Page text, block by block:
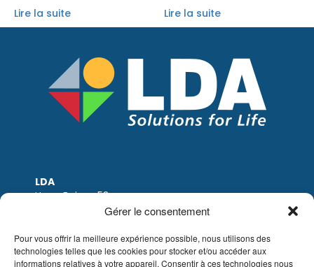
Gérer le consentement
Pour vous offrir la meilleure expérience possible, nous utilisons des
technologies telles que les cookies pour stocker et/ou accéder aux
informations relatives à votre appareil. Consentir à ces technologies nous
Lire la suite Lire la suite
LDA
Hoge Buizen 53
TVA: BE0405.895.609